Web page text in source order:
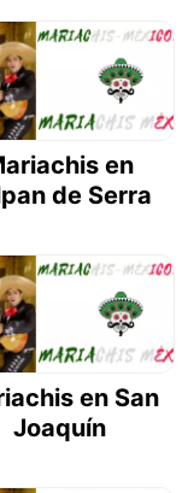
en
de Serra
en San
Joaquín